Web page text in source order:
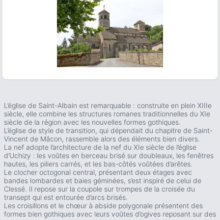
L’église de Saint-Albain est remarquable : construite en plein XIIIe
siècle, elle combine les structures romanes traditionnelles du XIe
siècle de la région avec les nouvelles formes gothiques.
L’église de style de transition, qui dépendait du chapitre de Saint-
Vincent de Mâcon, rassemble alors des éléments bien divers.
La nef adopte l’architecture de la nef du XIe siècle de l’église
d’Uchizy : les voûtes en berceau brisé sur doubleaux, les fenêtres
hautes, les piliers carrés, et les bas-côtés voûtées d’arêtes.
Le clocher octogonal central, présentant deux étages avec
bandes lombardes et baies géminées, s’est inspiré de celui de
Clessé. Il repose sur la coupole sur trompes de la croisée du
transept qui est entourée d’arcs brisés.
Les croisillons et le chœur à abside polygonale présentent des
formes bien gothiques avec leurs voûtes d’ogives reposant sur des